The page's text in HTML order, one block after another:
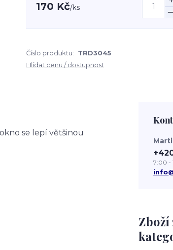
170 Kč/ks
Číslo produktu: TRD3045
Hlídat cenu / dostupnost
se lepí většinou
Zboží
7:00 -